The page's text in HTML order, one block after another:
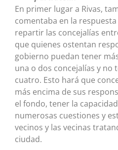
En primer lugar a Rivas,
comentaba en la
repartir las concejalías
que quienes ostentan
gobierno puedan tener
una o dos concejalías y no
cuatro. Esto hará que
más encima de sus
el fondo, tener la
numerosas cuestiones y
vecinos y las vecinas
ciudad.